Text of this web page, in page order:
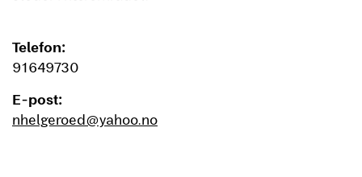
Telefon:
91649730
E-post:
nhelgeroed@yahoo.no